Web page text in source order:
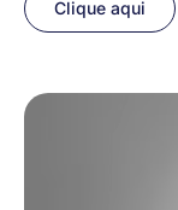
Clique aqui